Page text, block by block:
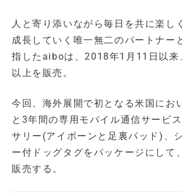
人と寄り添いながら毎日を共に楽し
成長していく唯一無二のパートナー
指したaiboは、2018年1月11日以来
以上を販売。
今回、海外展開で初となる米国にお
と3年間の専用モバイル通信サービ
サリー(アイボーンと足裏パッド)、
ー付ドッグタグをパッケージにして
販売する。